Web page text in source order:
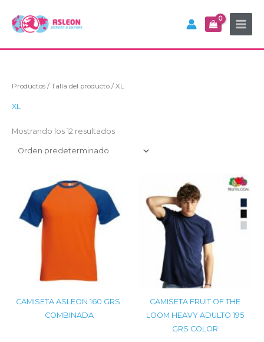
contenido
Productos / Talla del producto / XL
XL
Mostrando los 12 resultados
CAMISETA ASLEON 160 GRS.
COMBINADA
CAMISETA FRUIT OF THE
LOOM HEAVY ADULTO 195
GRS COLOR